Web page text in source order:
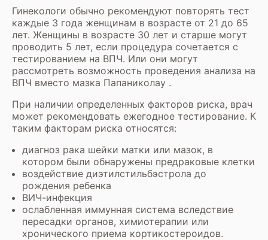
Гинекологи обычно рекомендуют повторять тест
каждые 3 года женщинам в возрасте от 21 до 65
лет. Женщины в возрасте 30 лет и старше могут
проводить 5 лет, если процедура сочетается с
тестированием на ВПЧ. Или они могут
рассмотреть возможность проведения анализа на
ВПЧ вместо мазка Папаниколау .
При наличии определенных факторов риска, врач
может рекомендовать ежегодное тестирование. К
таким факторам риска относятся:
диагноз рака шейки матки или мазок, в
котором были обнаружены предраковые клетки
воздействие диэтилстильбэстрола до
рождения ребенка
ВИЧ-инфекция
ослабленная иммунная система вследствие
пересадки органов, химиотерапии или
хронического приема кортикостероидов.